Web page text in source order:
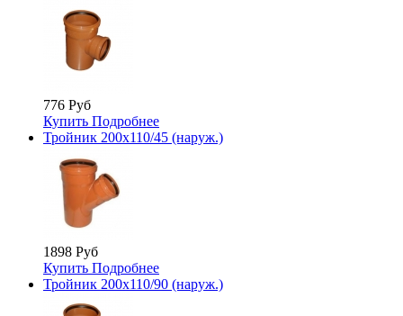
776 Руб
Купить Подробнее
Тройник 200х110/45 (наруж.)
1898 Руб
Купить Подробнее
Тройник 200х110/90 (наруж.)